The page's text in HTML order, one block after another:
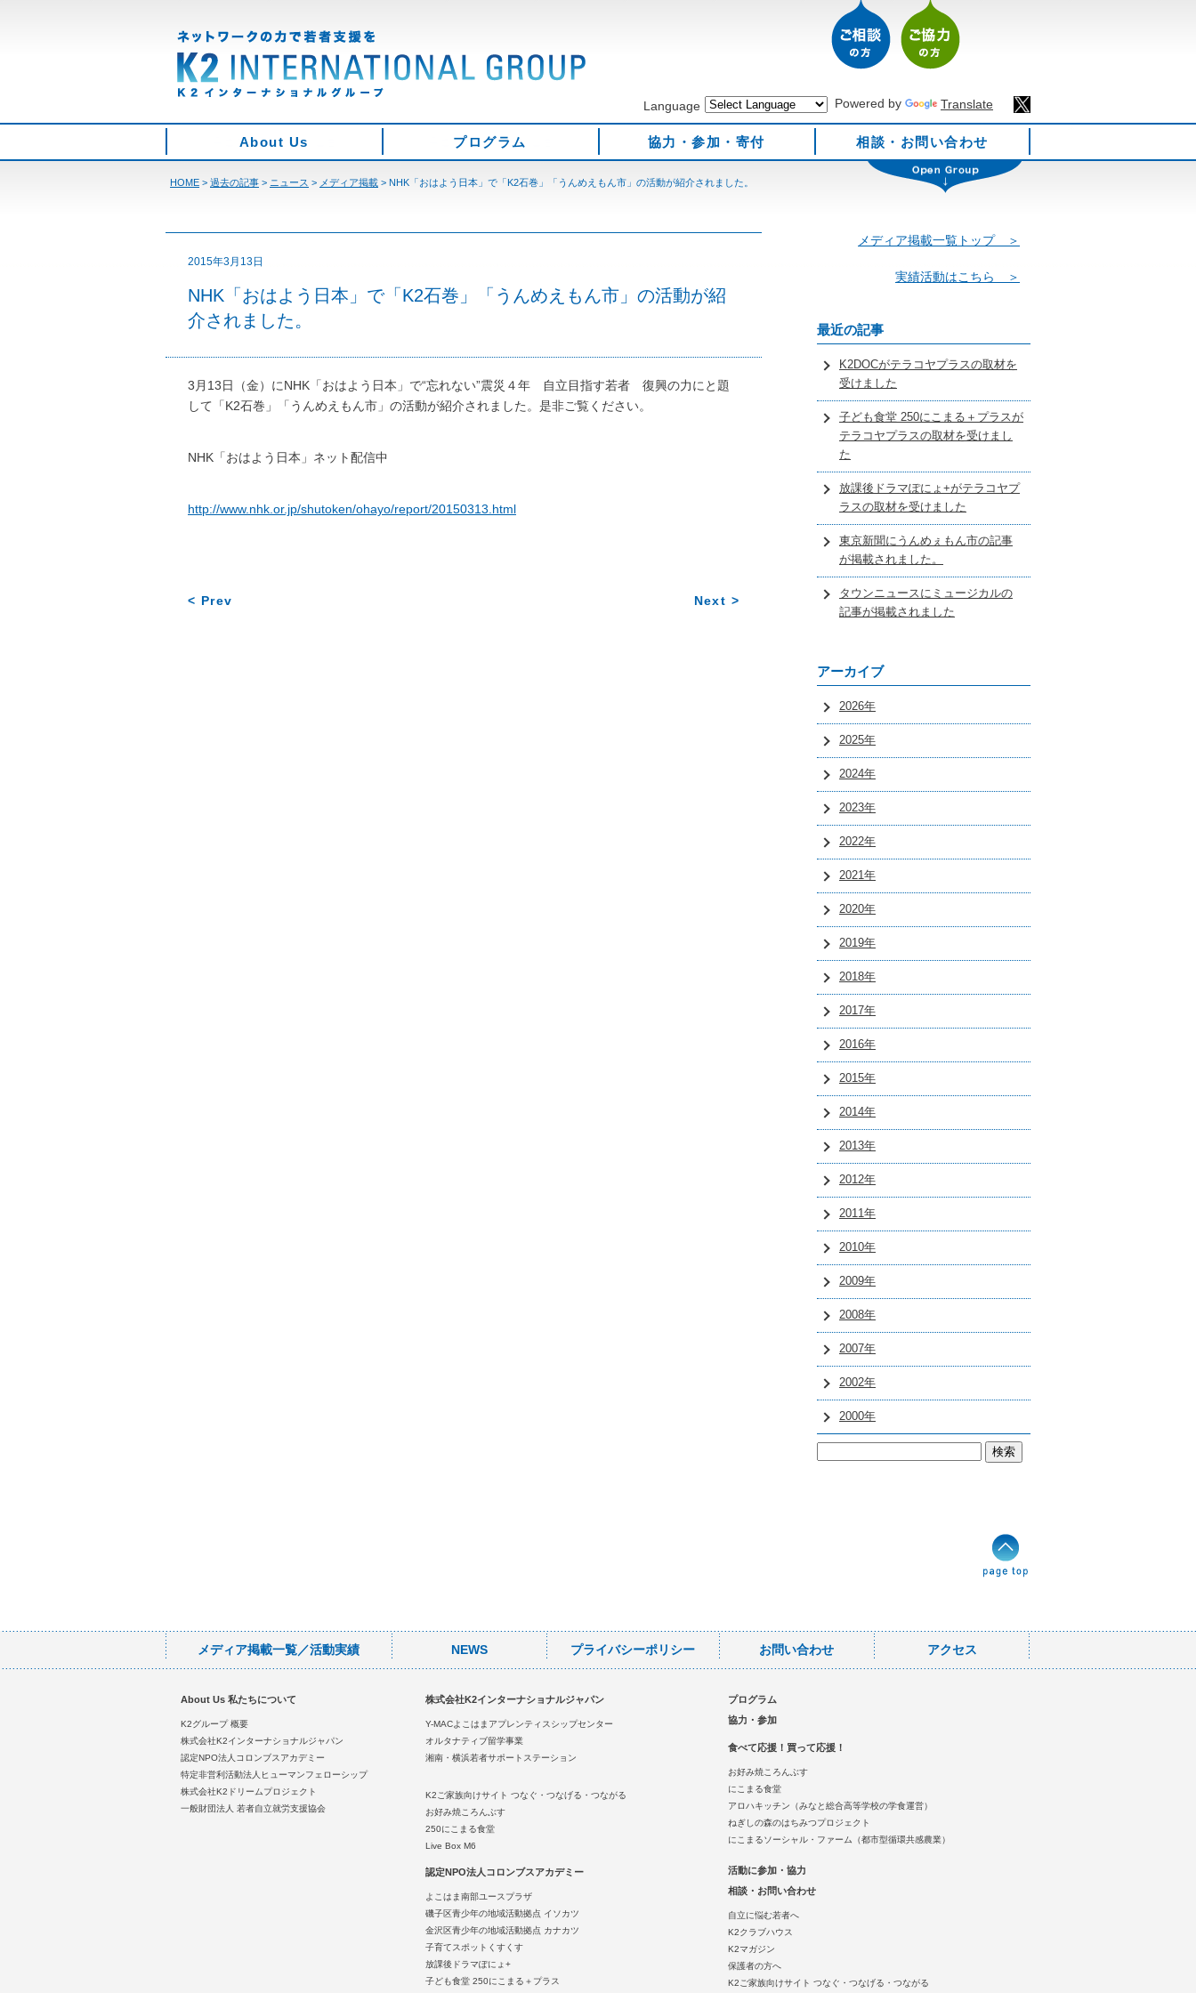
Language Powered by Translate
About Us プログラム 協力・参加・寄付 相談・お問い合わせ
HOME > 過去の記事 > ニュース > メディア掲載 > NHK「おはよう日本」で「K2石巻」「うんめえもん市」の活動が紹介されました。
2015年3月13日
NHK「おはよう日本」で「K2石巻」「うんめえもん市」の活動が紹
介されました。
3月13日（金）にNHK「おはよう日本」で“忘れない”震災４年 自立目指す若者 復興の力にと題
して「K2石巻」「うんめえもん市」の活動が紹介されました。是非ご覧ください。
NHK「おはよう日本」ネット配信中
http://www.nhk.or.jp/shutoken/ohayo/report/20150313.html
< Prev Next >
メディア掲載一覧トップ ＞
実績活動はこちら ＞
最近の記事
K2DOCがテラコヤプラスの取材を
受けました
子ども食堂 250にこまる＋プラスが
テラコヤプラスの取材を受けまし
た
放課後ドラマぽにょ+がテラコヤプ
ラスの取材を受けました
東京新聞にうんめぇもん市の記事
が掲載されました。
タウンニュースにミュージカルの
記事が掲載されました
アーカイブ
2026年
2025年
2024年
2023年
2022年
2021年
2020年
2019年
2018年
2017年
2016年
2015年
2014年
2013年
2012年
2011年
2010年
2009年
2008年
2007年
2002年
2000年
メディア掲載一覧／活動実績 NEWS プライバシーポリシー お問い合わせ アクセス
About Us 私たちについて
K2グループ 概要
株式会社K2インターナショナルジャパン
認定NPO法人コロンブスアカデミー
特定非営利活動法人ヒューマンフェローシップ
株式会社K2ドリームプロジェクト
一般財団法人 若者自立就労支援協会
株式会社K2インターナショナルジャパン
Y-MACよこはまアプレンティスシップセンター
オルタナティブ留学事業
湘南・横浜若者サポートステーション
K2ご家族向けサイト つなぐ・つなげる・つながる
お好み焼ころんぶす
250にこまる食堂
Live Box M6
認定NPO法人コロンブスアカデミー
よこはま南部ユースプラザ
磯子区青少年の地域活動拠点 イソカツ
金沢区青少年の地域活動拠点 カナカツ
子育てスポットくすくす
放課後ドラマぽにょ+
子ども食堂 250にこまる＋プラス
プログラム
協力・参加
食べて応援！買って応援！
お好み焼ころんぶす
にこまる食堂
アロハキッチン（みなと総合高等学校の学食運営）
ねぎしの森のはちみつプロジェクト
にこまるソーシャル・ファーム（都市型循環共感農業）
活動に参加・協力
相談・お問い合わせ
自立に悩む若者へ
K2クラブハウス
K2マガジン
保護者の方へ
K2ご家族向けサイト つなぐ・つなげる・つながる